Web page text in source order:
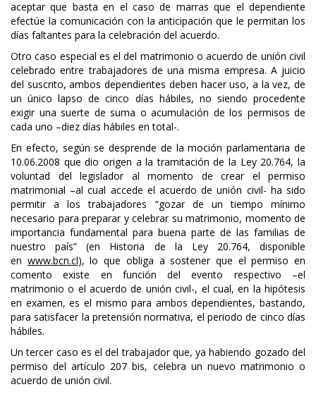
aceptar que basta en el caso de marras que el dependiente
efectúe la comunicación con la anticipación que le permitan los
días faltantes para la celebración del acuerdo.
Otro caso especial es el del matrimonio o acuerdo de unión civil
celebrado entre trabajadores de una misma empresa. A juicio
del suscrito, ambos dependientes deben hacer uso, a la vez, de
un único lapso de cinco días hábiles, no siendo procedente
exigir una suerte de suma o acumulación de los permisos de
cada uno –diez días hábiles en total-.
En efecto, según se desprende de la moción parlamentaria de
10.06.2008 que dio origen a la tramitación de la Ley 20.764, la
voluntad del legislador al momento de crear el permiso
matrimonial –al cual accede el acuerdo de unión civil- ha sido
permitir a los trabajadores “gozar de un tiempo mínimo
necesario para preparar y celebrar su matrimonio, momento de
importancia fundamental para buena parte de las familias de
nuestro país” (en Historia de la Ley 20.764, disponible
en www.bcn.cl), lo que obliga a sostener que el permiso en
comento existe en función del evento respectivo –el
matrimonio o el acuerdo de unión civil-, el cual, en la hipótesis
en examen, es el mismo para ambos dependientes, bastando,
para satisfacer la pretensión normativa, el periodo de cinco días
hábiles.
Un tercer caso es el del trabajador que, ya habiendo gozado del
permiso del artículo 207 bis, celebra un nuevo matrimonio o
acuerdo de unión civil.